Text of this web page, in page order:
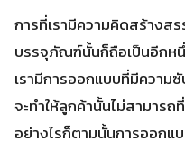
การที่เรามีความคิดสร้างส
บรรจุภัณฑ์นั้นก็ถือเป็นอีกห
เรามีการออกแบบที่มีความ
จะทำให้ลูกค้านั้นไม่สามารถ
อย่างไรก็ตามนั้นการออกแ